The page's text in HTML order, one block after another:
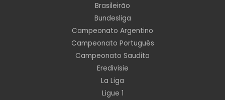
Brasileirão
Bundesliga
Campeonato Argentino
Campeonato Português
Campeonato Saudita
Eredivisie
La Liga
Ligue 1